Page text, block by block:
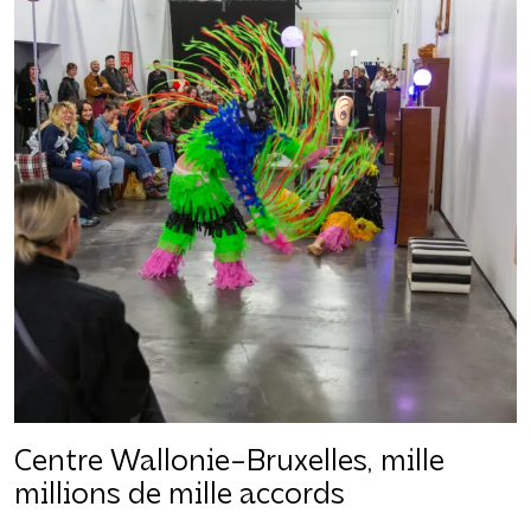
Centre Wallonie-Bruxelles, mille
millions de mille accords